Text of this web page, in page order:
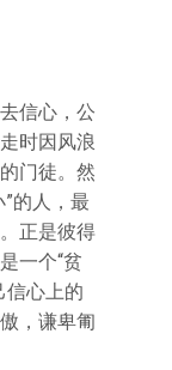
信心，公
时因风浪
门徒。然
的人，最
正是彼得
一个“贫
信心上的
，谦卑匍